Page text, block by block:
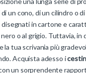
un cono, di un cilindro o
in cartone e
o al grigio. Tuttavia,
la tua scrivania più
Acquista adesso i
un sorprendente